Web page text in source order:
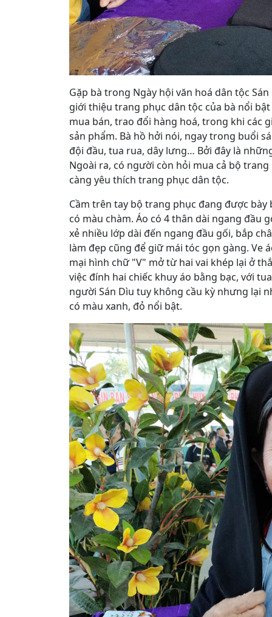
Gặp bà trong Ngày hội văn hoá dân tộc
giới thiệu trang phục dân tộc của bà nổi
mua bán, trao đổi hàng hoá, trong khi các
sản phẩm. Bà hồ hởi nói, ngay trong buổi
đội đầu, tua rua, dây lưng… Bởi đây là
Ngoài ra, có người còn hỏi mua cả bộ
càng yêu thích trang phục dân tộc.
Cầm trên tay bộ trang phục đang được
có màu chàm. Áo có 4 thân dài ngang đầu
xẻ nhiều lớp dài đến ngang đầu gối, bắp
làm đẹp cũng để giữ mái tóc gọn gàng. Ve
mại hình chữ "V" mở từ hai vai khép lại ở
việc đính hai chiếc khuy áo bằng bạc, với
người Sán Dìu tuy không cầu kỳ nhưng lại
có màu xanh, đỏ nổi bật.